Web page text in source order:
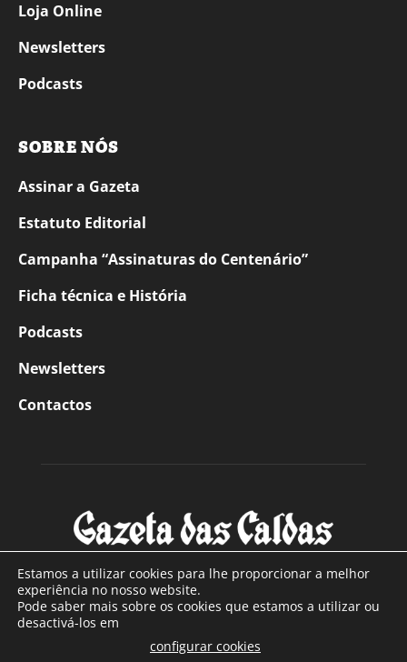
Loja Online
Newsletters
Podcasts
SOBRE NÓS
Assinar a Gazeta
Estatuto Editorial
Campanha “Assinaturas do Centenário”
Ficha técnica e História
Podcasts
Newsletters
Contactos
SOBRE NÓS
Com sede nas Caldas da Rainha e mais de 90 anos de
Estamos a utilizar cookies para lhe proporcionar a melhor
experiência no nosso website.
Pode saber mais sobre os cookies que estamos a utilizar ou
desactivá-los em
configurar cookies